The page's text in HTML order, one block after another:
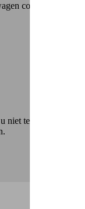
concessies
niet te wachten